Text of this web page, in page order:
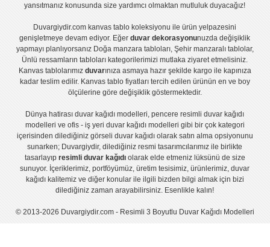
yansıtmanız konusunda size yardımcı olmaktan mutluluk duyacağız!
Duvargiydir.com kanvas tablo koleksiyonu ile ürün yelpazesini
genişletmeye devam ediyor. Eğerduvar dekorasyonunuzda değişiklik
yapmayı planlıyorsanız Doğa manzara tabloları, Şehir manzaralı tablolar,
Ünlü ressamların tabloları kategorilerimizi mutlaka ziyaret etmelisiniz.
Kanvas tablolarımız duvarınıza asmaya hazır şekilde kargo ile kapınıza
kadar teslim edilir. Kanvas tablo fiyatlarıtercih edilen ürünün en ve boy
ölçülerine göre değişiklik göstermektedir.
Dünya hatirası duvar kağıdı modelleri,pencere resimli duvar kağıdı
modelleri ve ofis - iş yeri duvar kağıdı modelleri gibi bir çok kategori
içerisinden dilediğiniz görseli duvar kağıdı olarak satın alma opsiyonunu
sunarken; Duvargiydir, dilediğiniz resmi tasarımcılarımız ile birlikte
tasarlayıp resimli duvar kağıdıolarak elde etmeniz lüksünü de size
sunuyor. İçeriklerimiz, portföyümüz, üretim tesisimiz, ürünlerimiz, duvar
kağıdı kalitemiz ve diğer konular ile ilgili bizden bilgi almak için bizi
dilediğiniz zaman arayabilirsiniz. Esenlikle kalın!
© 2013-2026 Duvargiydir.com - Resimli 3 Boyutlu Duvar Kağıdı Modelleri